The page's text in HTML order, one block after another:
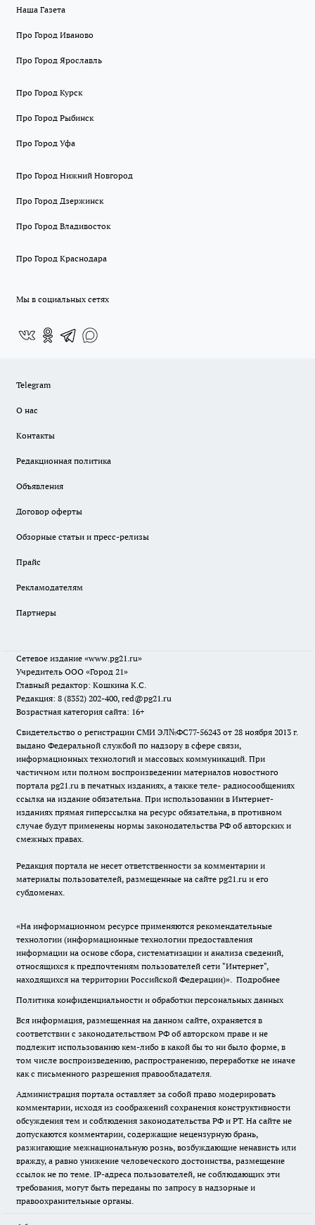
Наша Газета
Про Город Иваново
Про Город Ярославль
Про Город Курск
Про Город Рыбинск
Про Город Уфа
Про Город Нижний Новгород
Про Город Дзержинск
Про Город Владивосток
Про Город Краснодара
Мы в социальных сетях
Telegram
О нас
Контакты
Редакционная политика
Объявления
Договор оферты
Обзорные статьи и пресс-релизы
Прайс
Рекламодателям
Партнеры
Сетевое издание «www.pg21.ru»
Учредитель ООО «Город 21»
Главный редактор: Кошкина К.С.
Редакция: 8 (8352) 202-400, red@pg21.ru
Возрастная категория сайта: 16+
Свидетельство о регистрации СМИ ЭЛ№ФС77-56243 от 28 ноября 2013 г.
выдано Федеральной службой по надзору в сфере связи,
информационных технологий и массовых коммуникаций. При
частичном или полном воспроизведении материалов новостного
портала pg21.ru в печатных изданиях, а также теле- радиосообщениях
ссылка на издание обязательна. При использовании в Интернет-
изданиях прямая гиперссылка на ресурс обязательна, в противном
случае будут применены нормы законодательства РФ об авторских и
смежных правах.
Редакция портала не несет ответственности за комментарии и
материалы пользователей, размещенные на сайте pg21.ru и его
субдоменах.
«На информационном ресурсе применяются рекомендательные
технологии (информационные технологии предоставления
информации на основе сбора, систематизации и анализа сведений,
относящихся к предпочтениям пользователей сети "Интернет",
находящихся на территории Российской Федерации)». Подробнее
Политика конфиденциальности и обработки персональных данных
Вся информация, размещенная на данном сайте, охраняется в
соответствии с законодательством РФ об авторском праве и не
подлежит использованию кем-либо в какой бы то ни было форме, в
том числе воспроизведению, распространению, переработке не иначе
как с письменного разрешения правообладателя.
Администрация портала оставляет за собой право модерировать
комментарии, исходя из соображений сохранения конструктивности
обсуждения тем и соблюдения законодательства РФ и РТ. На сайте не
допускаются комментарии, содержащие нецензурную брань,
разжигающие межнациональную рознь, возбуждающие ненависть или
вражду, а равно унижение человеческого достоинства, размещение
ссылок не по теме. IP-адреса пользователей, не соблюдающих эти
требования, могут быть переданы по запросу в надзорные и
правоохранительные органы.